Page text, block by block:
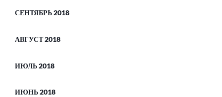
СЕНТЯБРЬ 2018
АВГУСТ 2018
ИЮЛЬ 2018
ИЮНЬ 2018